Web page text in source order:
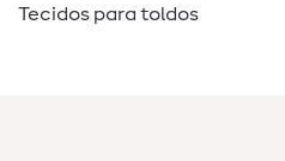
Tecidos para toldos